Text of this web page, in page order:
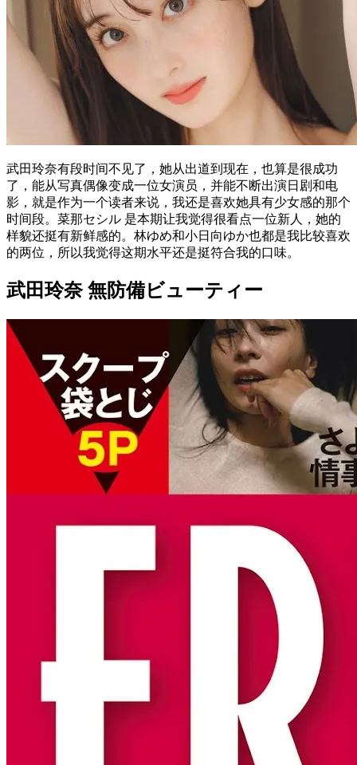
武田玲奈有段时间不见了，她从出道到现在，也算是很成功
了，能从写真偶像变成一位女演员，并能不断出演日剧和电
影，就是作为一个读者来说，我还是喜欢她具有少女感的那个
时间段。菜那セシル 是本期让我觉得很看点一位新人，她的
样貌还挺有新鲜感的。林ゆめ和小日向ゆか也都是我比较喜欢
的两位，所以我觉得这期水平还是挺符合我的口味。
武田玲奈 無防備ビューティー